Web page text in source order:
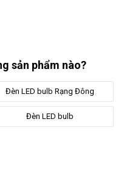
thọ của đèn.
và kích thước
sản phẩm nào?
Đèn LED bulb Rạng Đông
Đèn LED bulb